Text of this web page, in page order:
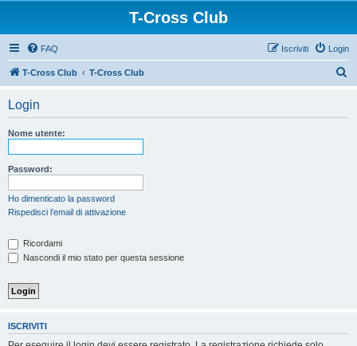
T-Cross Club
FAQ Login
Iscriviti
T-Cross Club T-Cross Club
Login
Nome utente:
Password:
Ho dimenticato la password
Rispedisci l’email di attivazione
Ricordami
Nascondi il mio stato per questa sessione
ISCRIVITI